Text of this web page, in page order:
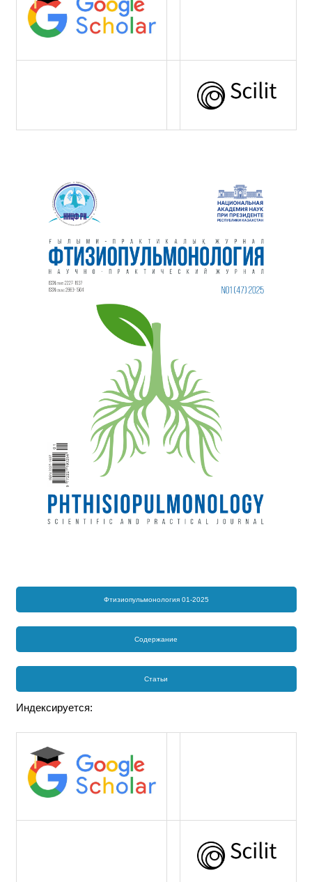
Фтизиопульмонология 01-2025
Содержание
Статьи
Индексируется: